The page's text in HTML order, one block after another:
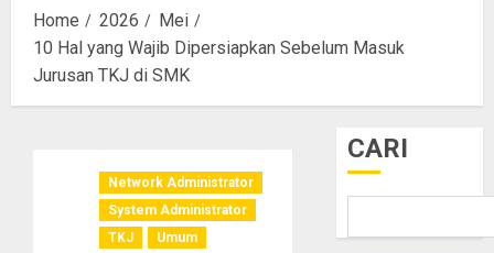
Home 2026
Mei
10 Hal yang Wajib Dipersiapkan Sebelum Masuk
Jurusan TKJ di SMK
Network Administrator
System Administrator
TKJ
Umum
CARI